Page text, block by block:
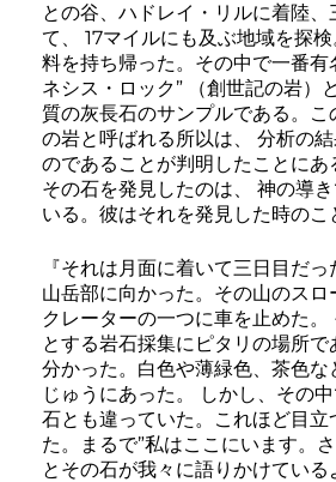
との谷、ハドレイ・リルに着陸、
て、 17マイルにも及ぶ地域を探
料を持ち帰った。その中で一番有
ネシス・ロック” （創世記の岩）
質の灰長石のサンプルである。
の岩と呼ばれる所以は、 分析の
のであることが判明したことにあ
その石を発見したのは、 神の導
いる。彼はそれを発見した時のこ
『それは月面に着いて三日目だ
山岳部に向かった。その山のスロ
クレーターの一つに車を止めた。
とする岩石採集にピタリの場所
分かった。白色や薄緑色、茶色な
じゅうにあった。 しかし、その
石とも違っていた。これほど目立
た。まるで”私はここにいます。
とその石が我々に語りかけてい